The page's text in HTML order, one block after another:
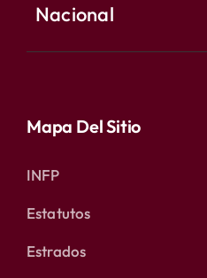
Nacional
Mapa Del Sitio
INFP
Estatutos
Estrados